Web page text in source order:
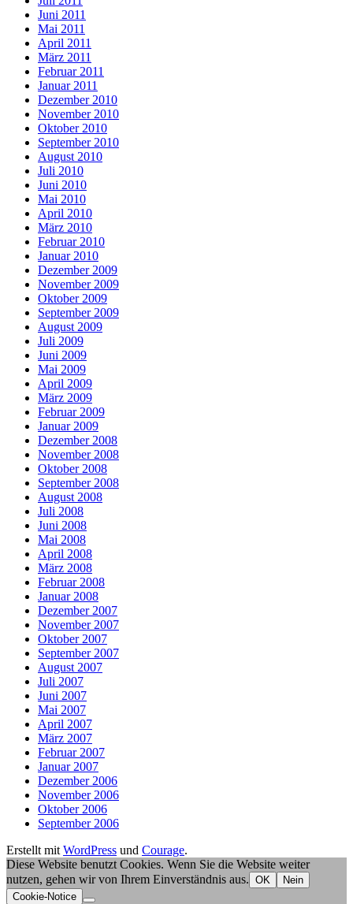
Juni 2011
Mai 2011
April 2011
März 2011
Februar 2011
Januar 2011
Dezember 2010
November 2010
Oktober 2010
September 2010
August 2010
Juli 2010
Juni 2010
Mai 2010
April 2010
März 2010
Februar 2010
Januar 2010
Dezember 2009
November 2009
Oktober 2009
September 2009
August 2009
Juli 2009
Juni 2009
Mai 2009
April 2009
März 2009
Februar 2009
Januar 2009
Dezember 2008
November 2008
Oktober 2008
September 2008
August 2008
Juli 2008
Juni 2008
Mai 2008
April 2008
März 2008
Februar 2008
Januar 2008
Dezember 2007
November 2007
Oktober 2007
September 2007
August 2007
Juli 2007
Juni 2007
Mai 2007
April 2007
März 2007
Februar 2007
Januar 2007
Dezember 2006
November 2006
Oktober 2006
September 2006
Erstellt mit WordPress und Courage.
Diese Website benutzt Cookies. Wenn Sie die Website weiter
nutzen, gehen wir von Ihrem Einverständnis aus. OK
Nein
Cookie-Notice